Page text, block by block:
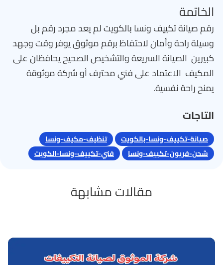
الخاتمة
رقم صيانة تكييف ونسا بالكويت لم يعد مجرد رقم بل
وسيلة راحة وأمان لاحتفاظ برقم موثوق يوفر وقت وجهد
كبيرين الصيانة السريعة والتشخيص الصحيح يحافظان على
المكيف الاعتماد على فني محترف أو شركة موثوقة
يمنح راحة نفسية.
التاجات
صيانة-تكييف-ونسا-بالكويت
تنظيف-مكيف-ونسا
شحن-فريون-تكييف-ونسا
فني-تكييف-ونسا-الكويت
مقالات مشابهة